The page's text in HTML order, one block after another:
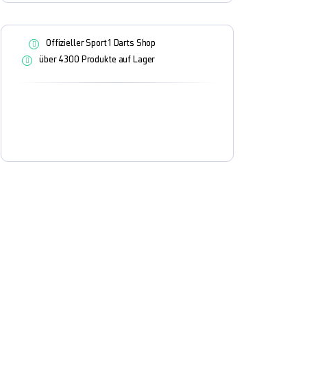
Offizieller Sport1 Darts Shop
über 4300 Produkte auf Lager